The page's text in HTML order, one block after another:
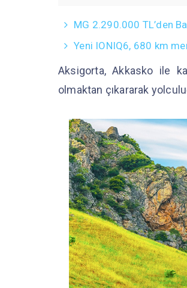
MG 2.290.000 TL’den
Yeni IONIQ6, 680 km
Aksigorta, Akkasko ile
olmaktan çıkararak